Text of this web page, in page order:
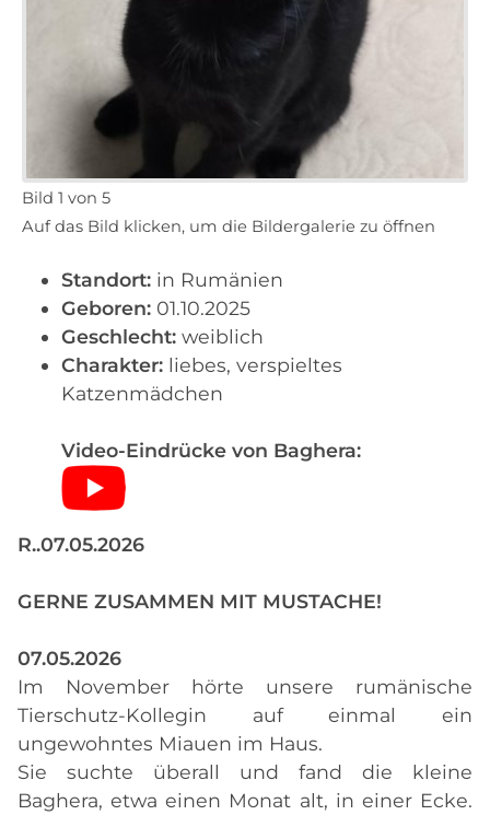
Bild 1 von 5
Auf das Bild klicken, um die Bildergalerie zu öffnen
Standort: in Rumänien
Geboren: 01.10.2025
Geschlecht: weiblich
Charakter: liebes, verspieltes
Katzenmädchen
Video-Eindrücke von Baghera:
R..07.05.2026
GERNE ZUSAMMEN MIT MUSTACHE!
07.05.2026
Im November hörte unsere rumänische
Tierschutz-Kollegin auf einmal ein
ungewohntes Miauen im Haus.
Sie suchte überall und fand die kleine
Baghera, etwa einen Monat alt, in einer Ecke.